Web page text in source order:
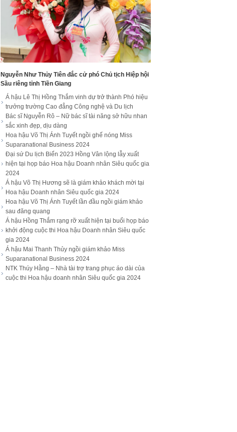
Nguyễn Như Thủy Tiên đắc cử phó Chủ tịch Hiệp hội
Sầu riêng tỉnh Tiền Giang
Á hậu Lê Thị Hồng Thắm vinh dự trở thành Phó hiệu
trưởng trường Cao đẳng Công nghệ và Du lịch
Bác sĩ Nguyễn Rô – Nữ bác sĩ tài năng sở hữu nhan
sắc xinh đẹp, dịu dàng
Hoa hậu Võ Thị Ánh Tuyết ngồi ghế nóng Miss
Suparanational Business 2024
Đại sứ Du lịch Biển 2023 Hồng Vân lộng lẫy xuất
hiện tại họp báo Hoa hậu Doanh nhân Siêu quốc gia
2024
Á hậu Võ Thị Hương sẽ là giám khảo khách mời tại
Hoa hậu Doanh nhân Siêu quốc gia 2024
Hoa hậu Võ Thị Ánh Tuyết lần đầu ngồi giám khảo
sau đăng quang
Á hậu Hồng Thắm rạng rỡ xuất hiện tại buổi họp báo
khởi động cuộc thi Hoa hậu Doanh nhân Siêu quốc
gia 2024
Á hậu Mai Thanh Thủy ngồi giám khảo Miss
Suparanational Business 2024
NTK Thúy Hằng – Nhà tài trợ trang phục áo dài của
cuộc thi Hoa hậu doanh nhân Siêu quốc gia 2024